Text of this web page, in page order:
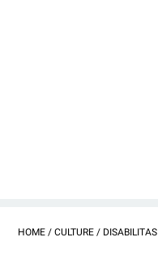
HOME / CULTURE / DISABILITAS